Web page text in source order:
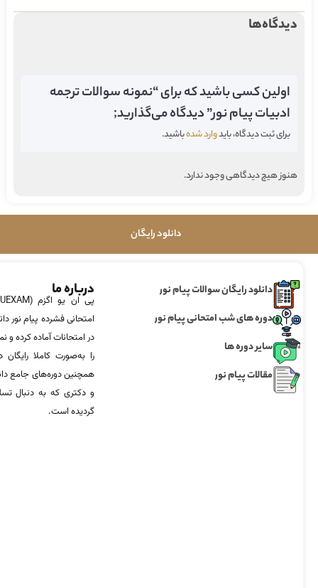
دیدگاه‌ها
اولین کسی باشید که برای “نمونه سوالات ترجمه
ادبیات پیام نور” دیدگاه می‌گذارید;
برای ثبت دیدگاه، بایدوارد شدهباشید.
هنوز هیچ دیدگاهی وجود ندارد.
دانلود رایگان
دانلود رایگان سوالات پیام نور
دوره های شب امتحانی پیام نور
سایر دوره ها
مقالات پیام نور
درباره ما
امتحانی فشرده پیام نور
در امتحانات آماده‌ کرده
را به‌صورت کاملا
همچنین دوره‌های جامع
و دکتری که به دنبال
گردیده است.